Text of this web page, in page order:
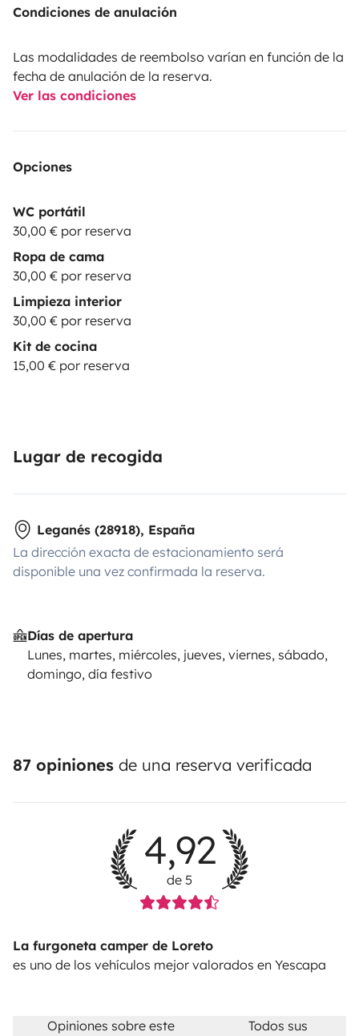
Condiciones de anulación
Las modalidades de reembolso varían en función de la
fecha de anulación de la reserva.
Ver las condiciones
Opciones
WC portátil
30,00 € por reserva
Ropa de cama
30,00 € por reserva
Limpieza interior
30,00 € por reserva
Kit de cocina
15,00 € por reserva
Lugar de recogida
Leganés (28918), España
La dirección exacta de estacionamiento será
disponible una vez confirmada la reserva.
Días de apertura
Lunes, martes, miércoles, jueves, viernes, sábado,
domingo, día festivo
87 opiniones de una reserva verificada
4,92
de 5
La furgoneta camper de Loreto
es uno de los vehículos mejor valorados en Yescapa
Opiniones sobre este Todos sus